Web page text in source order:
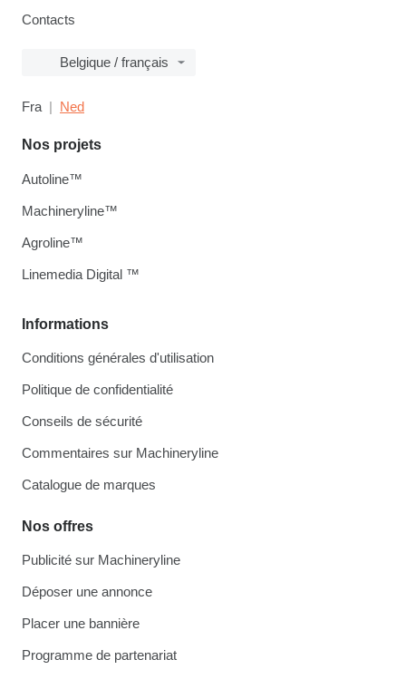
Contacts
Belgique / français
Fra Ned
Informations
Conditions générales d'utilisation
Politique de confidentialité
Conseils de sécurité
Commentaires sur Machineryline
Catalogue de marques
Nos offres
Publicité sur Machineryline
Déposer une annonce
Placer une bannière
Programme de partenariat
Nos projets
Autoline™
Machineryline™
Agroline™
Linemedia Digital ™